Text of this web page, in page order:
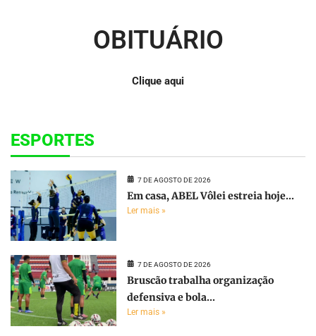
OBITUÁRIO
Clique aqui
ESPORTES
7 DE AGOSTO DE 2026
Em casa, ABEL Vôlei estreia hoje...
Ler mais »
7 DE AGOSTO DE 2026
Bruscão trabalha organização
defensiva e bola...
Ler mais »